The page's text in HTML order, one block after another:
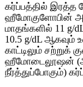
கர்ப்பத்தில்
ஹீமோகுளோபின்
மாதங்களில் 11 g/
10.5 g/dL ஆகவும்
காட்டிலும் சற்றுக்
ஹீமோடைலூஷன்
நீர்த்துப்போகும்)